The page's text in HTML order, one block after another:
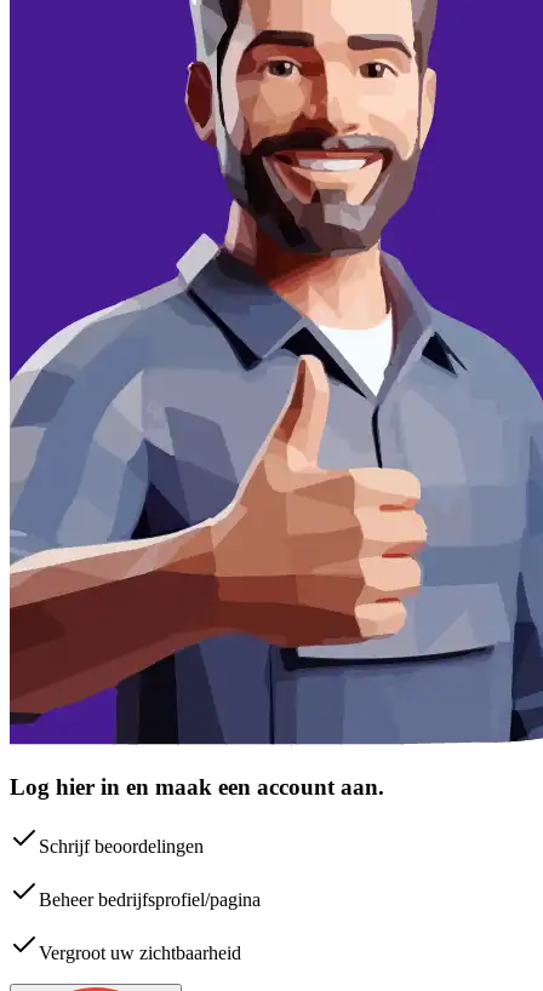
Log hier in en maak een account aan.
Schrijf beoordelingen
Beheer bedrijfsprofiel/pagina
Vergroot uw zichtbaarheid